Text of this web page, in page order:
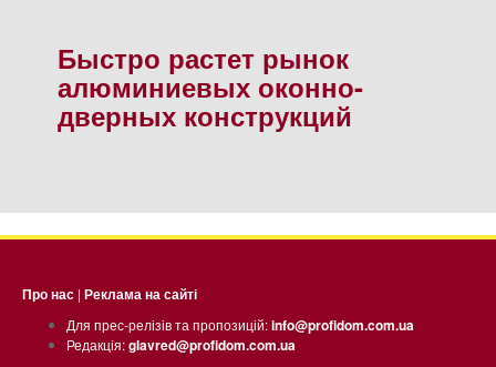
Быстро растет рынок
алюминиевых оконно-
дверных конструкций
Про нас | Реклама на сайті
Для прес-релізів та пропозицій:info@profidom.com.ua
Редакція:glavred@profidom.com.ua